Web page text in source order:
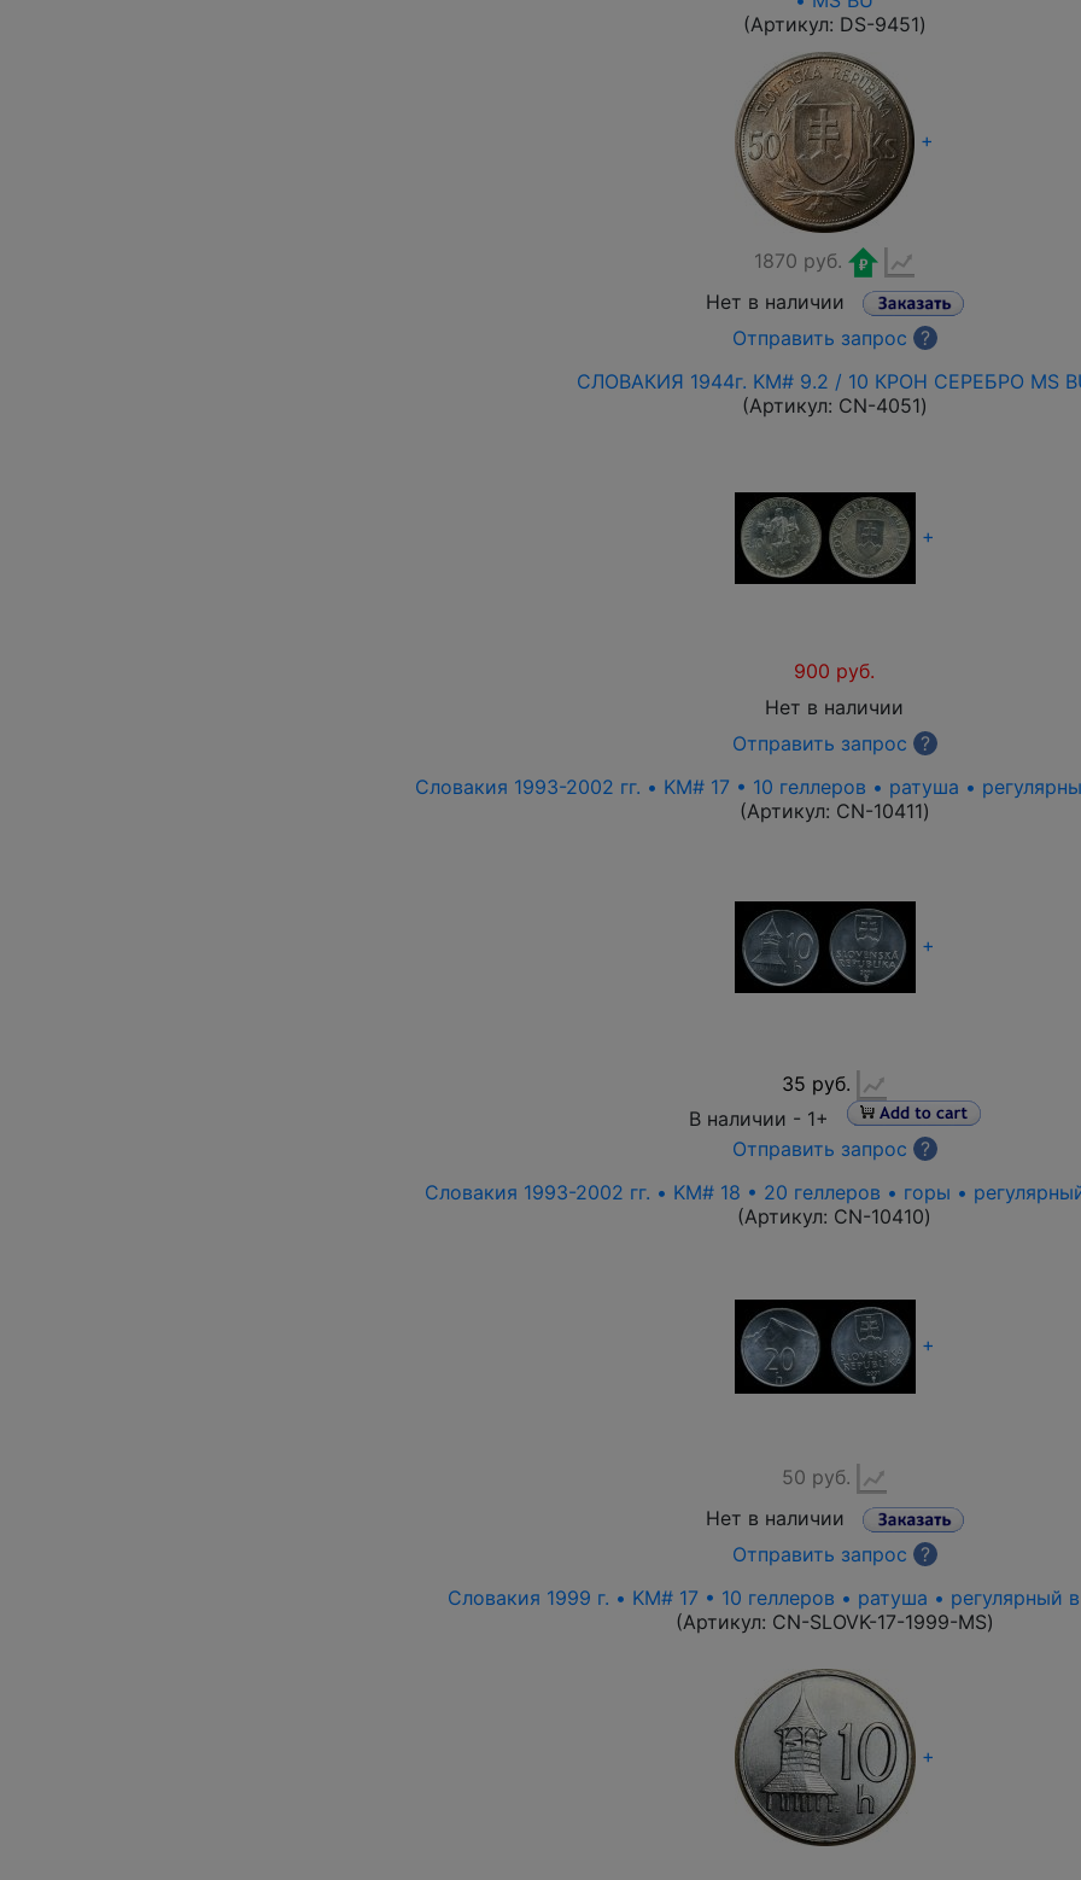
(Артикул: DS-9451)
+
1870 руб.
Нет в наличии
Отправить запрос
?
СЛОВАКИЯ 1944г. KM# 9.2 / 10 КРОН СЕРЕБРО MS
(Артикул: CN-4051)
+
900 руб.
Нет в наличии
Отправить запрос
?
Словакия 1993-2002 гг. • KM# 17 • 10 геллеров • ратуша •
(Артикул: CN-10411)
+
35 руб.
В наличии - 1+
Отправить запрос
?
Словакия 1993-2002 гг. • KM# 18 • 20 геллеров • горы •
(Артикул: CN-10410)
+
50 руб.
Нет в наличии
Отправить запрос
?
Словакия 1999 г. • KM# 17 • 10 геллеров • ратуша • регулярный
(Артикул: CN-SLOVK-17-1999-MS)
+